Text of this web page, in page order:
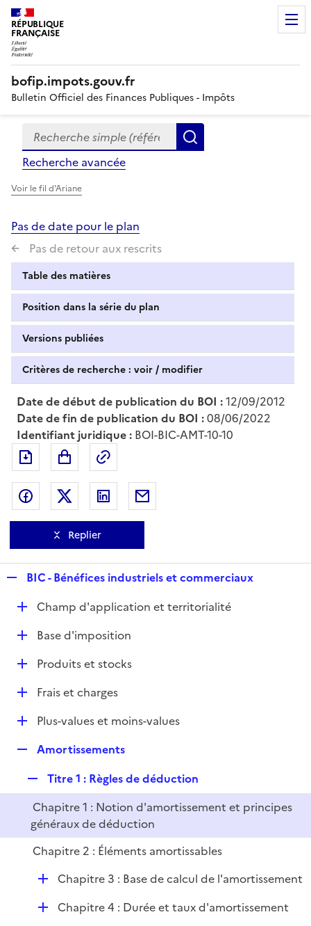
RÉPUBLIQUE
FRANÇAISE
bofip.impots.gouv.fr
Bulletin Officiel des Finances Publiques - Impôts
Formulaire
de
recherche
Recherche simple (références, mots clés, partie du
Recherche avancée
Voir le fil d'Ariane
Pas de date pour le plan
Pas de retour aux rescrits
Table des matières
Position dans la série du plan
Versions publiées
Critères de recherche : voir / modifier
Date de début de publication du BOI :12/09/2012
Date de fin de publication du BOI :08/06/2022
Identifiant juridique : BOI-BIC-AMT-10-10
Exporter le document au format pdf
Partager sur Facebook
Partager sur Twitter
Partager sur LinkedIn
Replier
p
l
i
e
BIC - Bénéfices industriels et commerciaux
DChamp d'application et territorialité
DBase d'imposition
DProduits et stocks
D
e
r
Frais et charges
D
p
e
r
Plus-values et moins-values
p
l
e
r
Amortissements
e
p
l
i
r
Titre 1 : Règles de déduction
Chapitre 1 : Notion d'amortissement et principes
généraux de déduction
Chapitre 2 : Éléments amortissables
DChapitre 3 : Base de calcul de l'amortissement
DChapitre 4 : Durée et taux d'amortissement